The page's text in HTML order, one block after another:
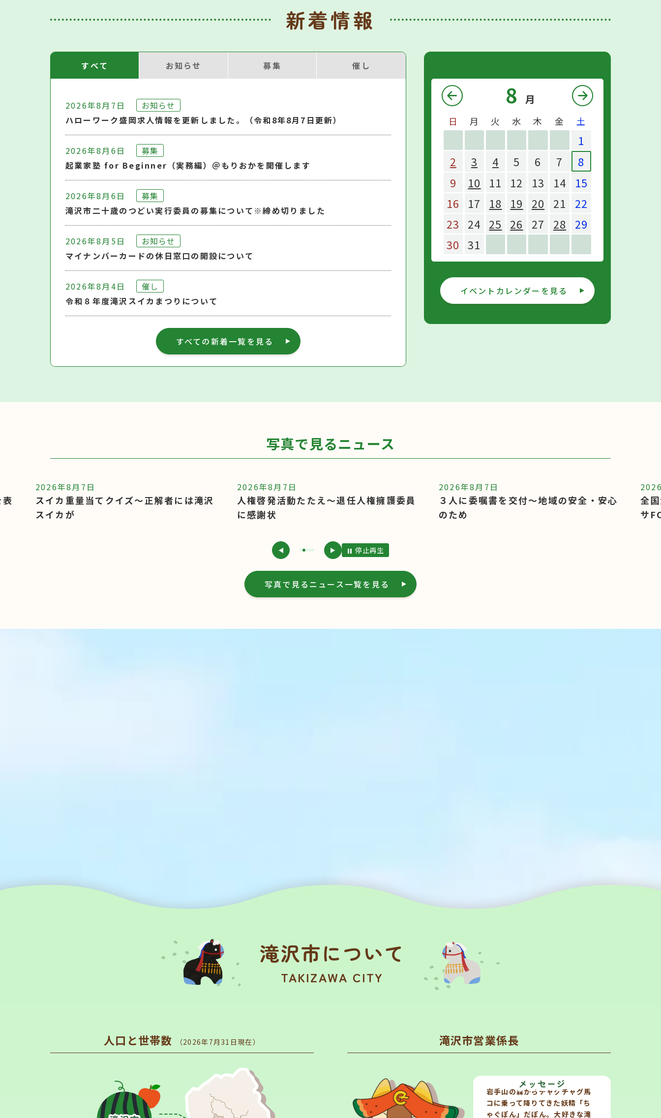
新着情報
すべて お知らせ 募集 催し
すべて
2026年8月7日
お知らせ
ハローワーク盛岡求人情報を更新しました。（令和8年8月7日更新）
2026年8月6日
募集
起業家塾 for Beginner（実務編）＠もりおかを開催します
2026年8月6日
募集
滝沢市二十歳のつどい実行委員の募集について※締め切りました
2026年8月5日
お知らせ
マイナンバーカードの休日窓口の開設について
2026年8月4日
催し
令和８年度滝沢スイカまつりについて
すべての新着一覧を見る
8 月
日 月 火 水 木 金 土
1
2
3 4 5 6 7
8
9
10 11 12 13 14
15
16
17 18 19 20 21
22
23
24 25 26 27 28
29
30
31
前月を見る 翌月を
イベントカレンダーを見る
写真で見るニュース
2026年8月7日
人権啓発活動たたえ～退任人権擁護委員
に感謝状
2026年8月7日
３人に委嘱書を交付～地域の安全・安心
のため
2026年8月7日
全国大会出場を報告～レノヴェンスオガ
サFC
全
敬
前のスライドを表示次のスライドを表示
停止再生
写真で見るニュース一覧を見る
滝沢市について
TAKIZAWA CITY
人口と世帯数 （2026年7月31日現在） 滝沢市営業係長
岩手山の森からチャグチャグ馬
コに乗って降りてきた妖精「ち
ゃぐぽん」だぽん。大好きな滝